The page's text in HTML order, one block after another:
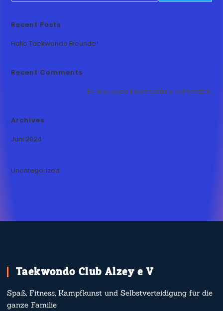
Recent Posts
Hallo Taekwondo Freunde!
Recent Comments
Es sind keine Kommentare vorhanden.
Archives
Juni 2024
Uncategorized
Taekwondo Club Alzey e.V.
Spaß, Fitness, Kampfkunst und Selbstverteidigung für die
ganze Familie